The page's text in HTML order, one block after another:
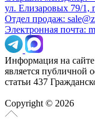
ул. Елизаровых 79/1,
Отдел продаж:
Электронная почта:
Информация на
является публичной
статьи 437
Copyright © 2026